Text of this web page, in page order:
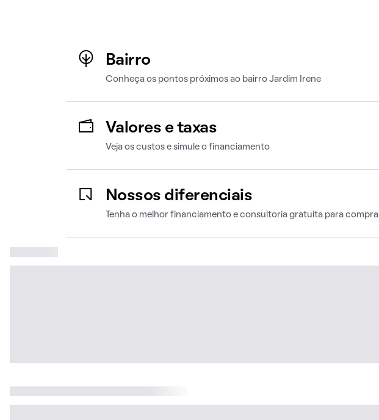
Bairro
Conheça os pontos próximos ao bairro Jardim Irene
Valores e taxas
Veja os custos e simule o financiamento
Nossos diferenciais
Tenha o melhor financiamento e consultoria gratuita para compra